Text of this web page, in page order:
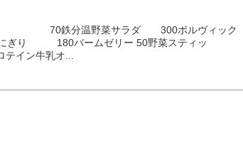
め 70鉄分温野菜サラダ 300ボルヴィック
り 180バームゼリー 50野菜スティッ
ン牛乳オ...